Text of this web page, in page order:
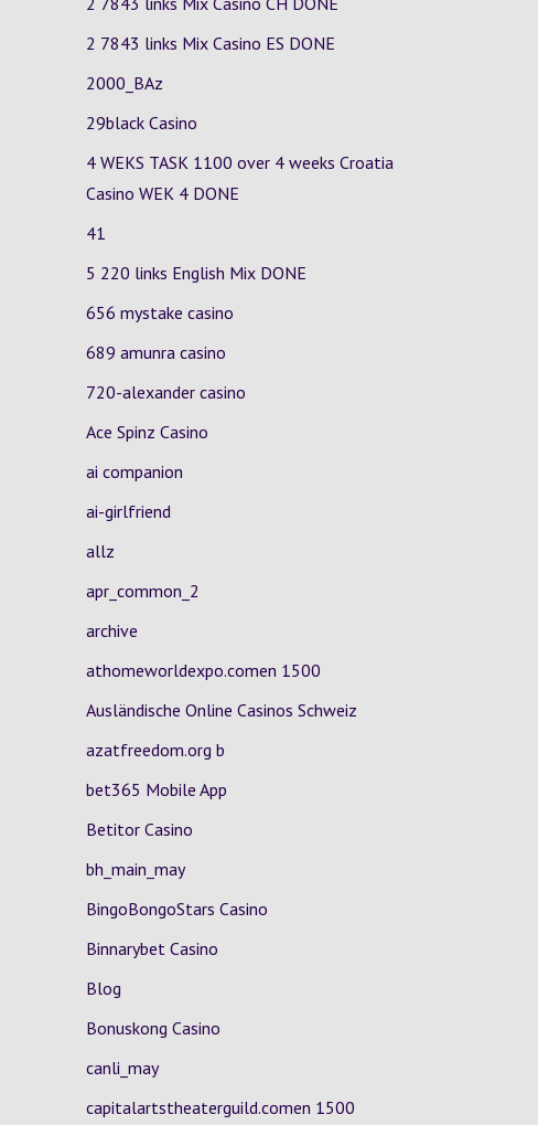
2 7843 links Mix Casino ES DONE
2000_BAz
29black Casino
4 WEKS TASK 1100 over 4 weeks Croatia
Casino WEK 4 DONE
41
5 220 links English Mix DONE
656 mystake casino
689 amunra casino
720-alexander casino
Ace Spinz Casino
ai companion
ai-girlfriend
allz
apr_common_2
archive
athomeworldexpo.comen 1500
Ausländische Online Casinos Schweiz
azatfreedom.org b
bet365 Mobile App
Betitor Casino
bh_main_may
BingoBongoStars Casino
Binnarybet Casino
Blog
Bonuskong Casino
canli_may
capitalartstheaterguild.comen 1500